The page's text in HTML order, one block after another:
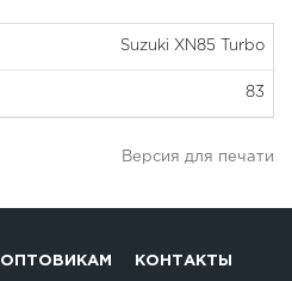
Suzuki XN85 Turbo
83
Версия для печати
ОПТОВИКАМ КОНТАКТЫ